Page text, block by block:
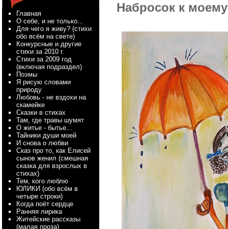
Главная
О себе, и не только...
Для чего я живу? (стихи
обо всём на свете)
Конкурсные и другие
стихи за 2010 г.
Стихи за 2009 год
(включая подраздел)
Поэмы
Я рисую словами
природу
Любовь - не вздохи на
скамейке
Сказки в стихах
Там, где травы шумят
О житье - бытье...
Тайники души моей
И снова о любви
Сказ про то, как Елисей
сынов женил (смешная
сказка для взрослых в
стихах)
Тем, кого люблю
ЮЛИКИ (обо всём в
четыре строки)
Когда поёт сердце
Ранняя лирика
Житейские рассказы
(малая проза)
Набросок к